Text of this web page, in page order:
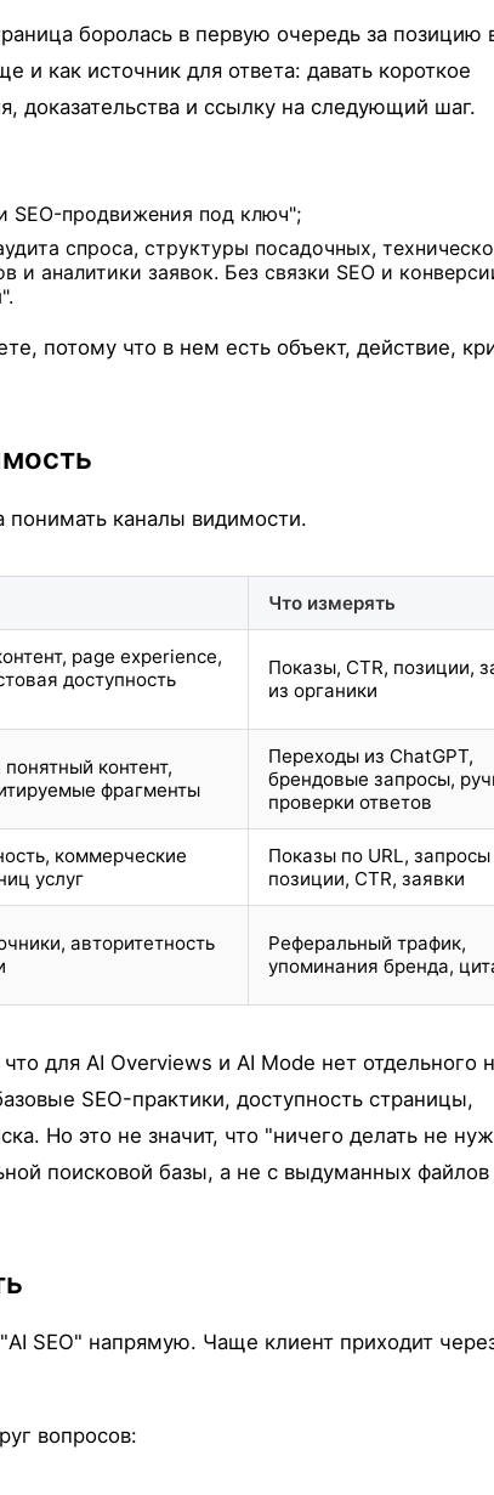
боролась в первую очередь за позицию
как источник для ответа: давать короткое
доказательства и ссылку на следующий шаг.
SEO-продвижения под ключ";
спроса, структуры посадочных,
и аналитики заявок. Без связки SEO и
потому что в нем есть объект, действие,
понимать каналы видимости.
Что измерять
page experience,
доступность
Показы, CTR, позиции,
из органики
понятный контент,
фрагменты
Переходы из ChatGPT,
брендовые запросы,
проверки ответов
коммерческие
услуг
Показы по URL,
позиции, CTR, заявки
авторитетность
Реферальный трафик,
упоминания бренда,
для AI Overviews и AI Mode нет отдельного
SEO-практики, доступность страницы,
Но это не значит, что "ничего делать не
поисковой базы, а не с выдуманных файлов
SEO" напрямую. Чаще клиент приходит
вопросов: